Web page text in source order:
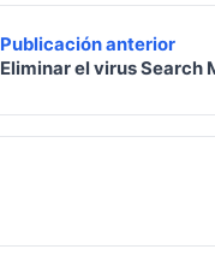
Publicación anterior
Eliminar el virus Search